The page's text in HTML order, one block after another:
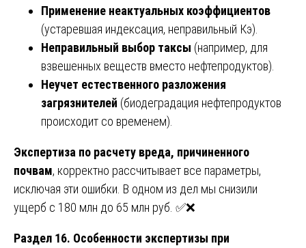
Применение неактуальных коэффициентов
(устаревшая индексация, неправильный Кэ).
Неправильный выбор таксы (например, для
взвешенных веществ вместо нефтепродуктов).
Неучет естественного разложения
загрязнителей (биодеградация нефтепродуктов
происходит со временем).
Экспертиза по расчету вреда, причиненного
почвам, корректно рассчитывает все параметры,
исключая эти ошибки. В одном из дел мы снизили
ущерб с 180 млн до 65 млн руб. ✅❌
Раздел 16. Особенности экспертизы при